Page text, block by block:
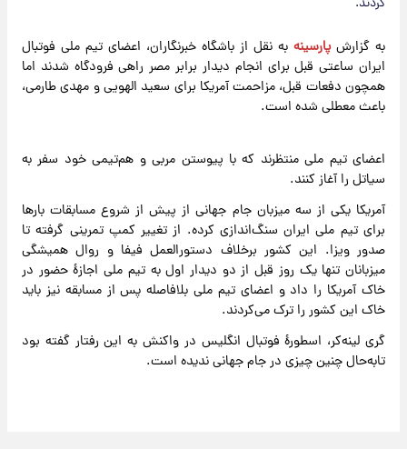
کردند.
به گزارش پارسینه به نقل از باشگاه خبرنگاران، اعضای تیم ملی فوتبال
ایران ساعتی قبل برای انجام دیدار برابر مصر راهی فرودگاه شدند اما
همچون دفعات قبل، مزاحمت آمریکا برای سعید الهویی و مهدی طارمی،
باعث معطلی شده است.
اعضای تیم ملی منتظرند که با پیوستن مربی و هم‌تیمی خود سفر به
سیاتل را آغاز کنند.
آمریکا یکی از سه میزبان جام جهانی از پیش از شروع مسابقات بارها
برای تیم ملی ایران سنگ‌اندازی کرده. از تغییر کمپ تمرینی گرفته تا
صدور ویزا. این کشور برخلاف دستورالعمل فیفا و روال همیشگی
میزبانان تنها یک روز قبل از دو دیدار اول به تیم ملی اجازۀ‌ حضور در
خاک آمریکا را داد و اعضای تیم ملی بلافاصله پس از مسابقه نیز باید
خاک این کشور را ترک می‌کردند.
گری لینه‌کر، اسطورۀ فوتبال انگلیس در واکنش به این رفتار گفته بود
تابه‌حال چنین چیزی در جام جهانی ندیده است.